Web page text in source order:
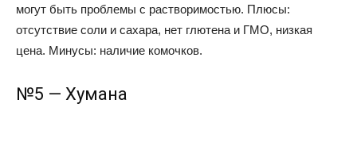
могут быть проблемы с растворимостью. Плюсы:
отсутствие соли и сахара, нет глютена и ГМО, низкая
цена. Минусы: наличие комочков.
№5 — Хумана